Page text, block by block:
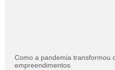
Como a pandemia transformou
empreendimentos